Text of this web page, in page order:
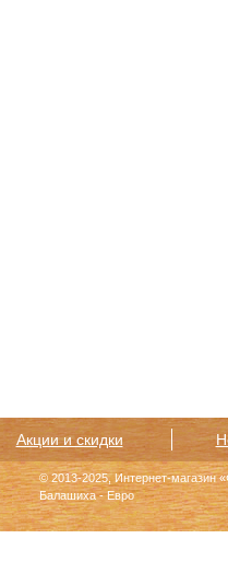
Акции и скидки
© 2013-2025, Интернет-магазин
Балашиха - Евро